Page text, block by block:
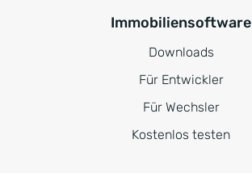
Immobiliensoftware
Downloads
Für Entwickler
Für Wechsler
Kostenlos testen